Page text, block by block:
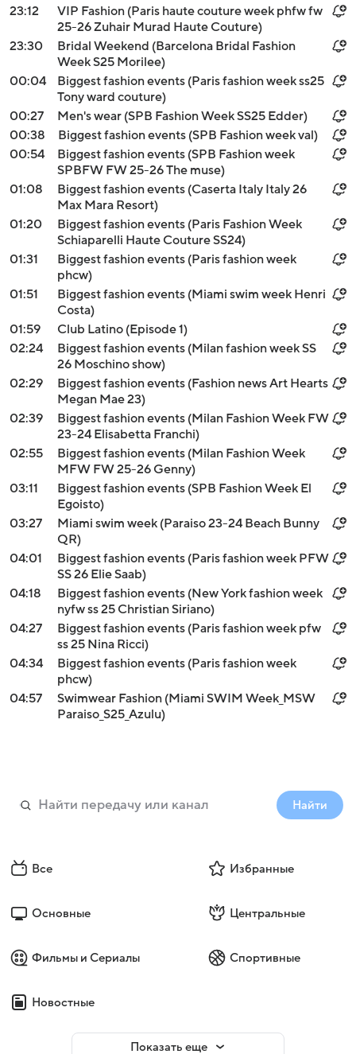
23:12
VIP Fashion (Paris haute couture week phfw fw
25-26 Zuhair Murad Haute Couture)
23:30
Bridal Weekend (Barcelona Bridal Fashion
Week S25 Morilee)
00:04
Biggest fashion events (Paris fashion week ss25
Tony ward couture)
00:27
Men's wear (SPB Fashion Week SS25 Edder)
00:38
Biggest fashion events (SPB Fashion week val)
00:54
Biggest fashion events (SPB Fashion week
SPBFW FW 25-26 The muse)
01:08
Biggest fashion events (Caserta Italy Italy 26
Max Mara Resort)
01:20
Biggest fashion events (Paris Fashion Week
Schiaparelli Haute Couture SS24)
01:31
Biggest fashion events (Paris fashion week
phcw)
01:51
Biggest fashion events (Miami swim week Henri
Costa)
01:59
Club Latino (Episode 1)
02:24
Biggest fashion events (Milan fashion week SS
26 Moschino show)
02:29
Biggest fashion events (Fashion news Art Hearts
Megan Mae 23)
02:39
Biggest fashion events (Milan Fashion Week FW
23-24 Elisabetta Franchi)
02:55
Biggest fashion events (Milan Fashion Week
MFW FW 25-26 Genny)
03:11
Biggest fashion events (SPB Fashion Week El
Egoisto)
03:27
Miami swim week (Paraiso 23-24 Beach Bunny
QR)
04:01
Biggest fashion events (Paris fashion week PFW
SS 26 Elie Saab)
04:18
Biggest fashion events (New York fashion week
nyfw ss 25 Christian Siriano)
04:27
Biggest fashion events (Paris fashion week pfw
ss 25 Nina Ricci)
04:34
Biggest fashion events (Paris fashion week
phcw)
04:57
Swimwear Fashion (Miami SWIM Week_MSW
Paraiso_S25_Azulu)
Найти
Все Избранные
Основные Центральные
Фильмы и Сериалы Спортивные
Новостные
Показать еще